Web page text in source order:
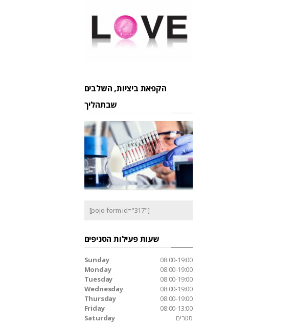
הקפאת ביציות, השלבים
שבתהליך
[pojo-form id="317"]
שעות פעילות הסניפים
Sunday
08:00-19:00
Monday
08:00-19:00
Tuesday
08:00-19:00
Wednesday
08:00-19:00
Thursday
08:00-19:00
Friday
08:00-13:00
Saturday
סגורים